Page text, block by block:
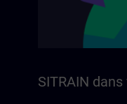
SITRAIN